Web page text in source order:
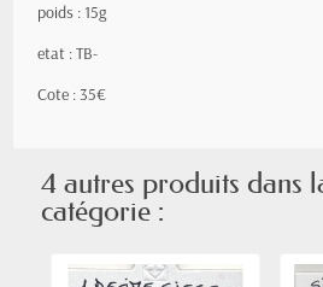
poids : 15g
etat : TB-
Cote : 35€
4 autres produits dans
catégorie :